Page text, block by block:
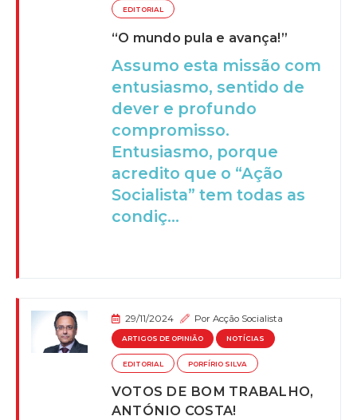
EDITORIAL
“O mundo pula e avança!”
Assumo esta missão com
entusiasmo, sentido de
dever e profundo
compromisso.
Entusiasmo, porque
acredito que o “Ação
Socialista” tem todas as
condiç...
29/11/2024 PorAcção Socialista
ARTIGOS DE OPINIÃO NOTÍCIAS
EDITORIAL PORFÍRIO SILVA
VOTOS DE BOM TRABALHO,
ANTÓNIO COSTA!